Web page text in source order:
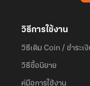
วิธีการใช้งาน
วิธีเติม Coin / ชำระเ
วิธีซื้อนิยาย
คู่มือการใช้งาน